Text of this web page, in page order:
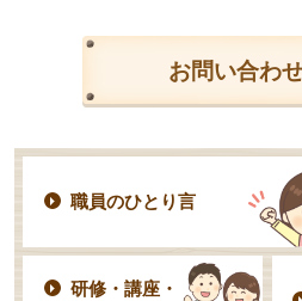
お問い合わ
職員のひとり言
研修・講座・